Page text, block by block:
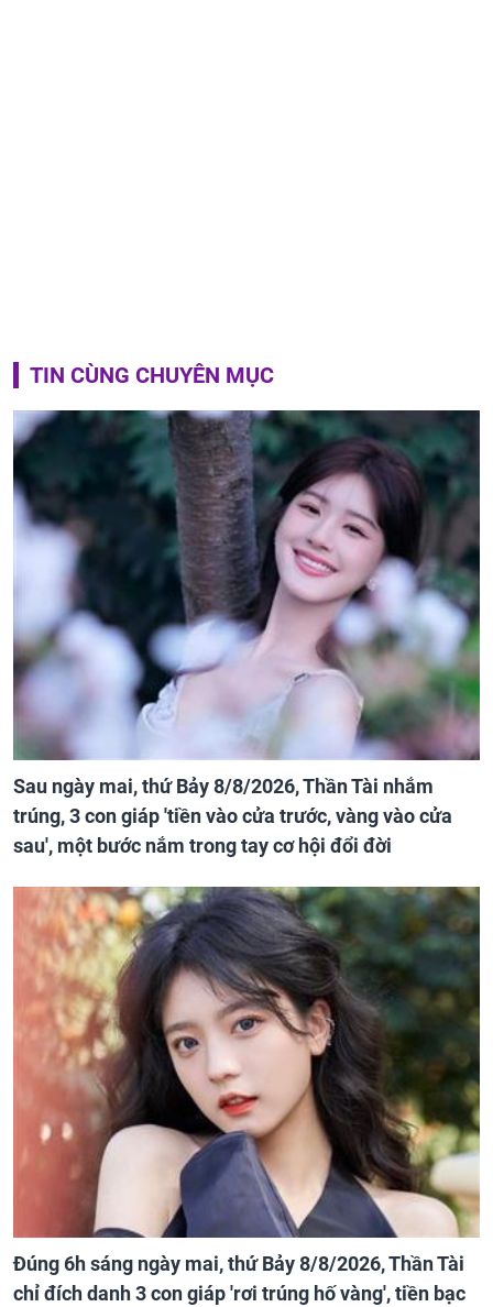
TIN CÙNG CHUYÊN MỤC
Sau ngày mai, thứ Bảy 8/8/2026, Thần Tài nhắm
trúng, 3 con giáp 'tiền vào cửa trước, vàng vào cửa
sau', một bước nắm trong tay cơ hội đổi đời
Đúng 6h sáng ngày mai, thứ Bảy 8/8/2026, Thần Tài
chỉ đích danh 3 con giáp 'rơi trúng hố vàng', tiền bạc